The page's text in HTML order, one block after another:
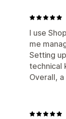
I use
me
Setting
technical
Overall,